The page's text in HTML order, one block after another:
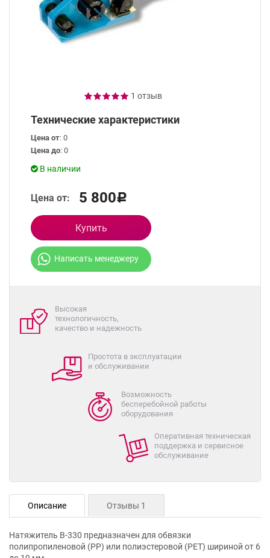
1 отзыв
Технические характеристики
Цена от: 0
Цена до: 0
В наличии
Цена от: 5 800Р
Купить
Написать менеджеру
Высокая
технологичность,
качество и надежность
Простота в эксплуатации
и обслуживании
Возможность
бесперебойной работы
оборудования
Оперативная техническая
поддержка и сервисное
обслуживание
Описание Отзывы 1
Натяжитель В-330 предназначен для обвязки
полипропиленовой (РР) или полиэстеровой (РЕТ) шириной от 6